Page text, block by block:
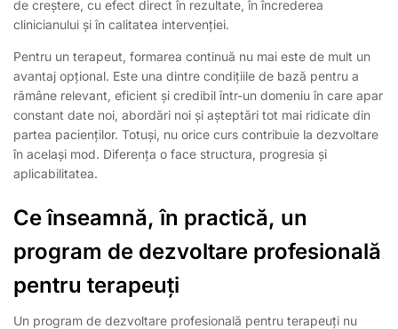
de creștere, cu efect direct în rezultate, în încrederea
clinicianului și în calitatea intervenției.
Pentru un terapeut, formarea continuă nu mai este de mult un
avantaj opțional. Este una dintre condițiile de bază pentru a
rămâne relevant, eficient și credibil într-un domeniu în care apar
constant date noi, abordări noi și așteptări tot mai ridicate din
partea pacienților. Totuși, nu orice curs contribuie la dezvoltare
în același mod. Diferența o face structura, progresia și
aplicabilitatea.
Ce înseamnă, în practică, un
program de dezvoltare profesională
pentru terapeuți
Un program de dezvoltare profesională pentru terapeuți nu